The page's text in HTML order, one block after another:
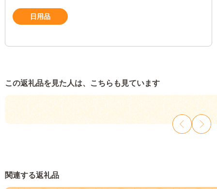
日用品
この返礼品を見た人は、こちらも見ています
関連する返礼品